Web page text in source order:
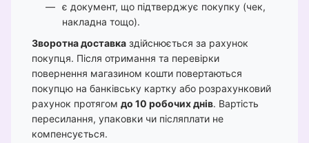
є документ, що підтверджує покупку (чек,
накладна тощо).
Зворотна доставка здійснюється за рахунок
покупця. Після отримання та перевірки
повернення магазином кошти повертаються
покупцю на банківську картку або розрахунковий
рахунок протягом до 10 робочих днів. Вартість
пересилання, упаковки чи післяплати не
компенсується.